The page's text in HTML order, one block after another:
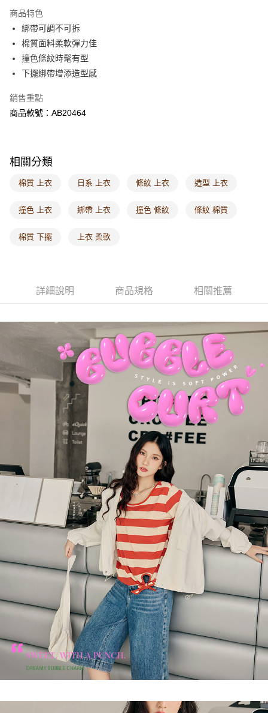
付款後萊爾富取貨
每筆NT$60，滿NT$1,000(含以上)免運費
7-11取貨付款
每筆NT$60，滿NT$1,000(含以上)免運費
付款後7-11取貨
每筆NT$60，滿NT$1,000(含以上)免運費
每筆NT$120，滿NT$1,000(含以上)免運費
付款後門市自取
海外配送-港/澳/新/馬/泰國專屬 查看運費
海外配送-其他亞洲地區
商品特色
綁帶可調不可拆
棉質面料柔軟彈力佳
撞色條紋時髦有型
下擺綁帶增添造型感
銷售重點
商品款號：AB20464
相關分類
棉質 上衣 日系 上衣 條紋 上衣 造型 上衣
撞色 上衣 綁帶 上衣 撞色 條紋 條紋 棉質
棉質 下擺 上衣 柔軟
詳細說明 商品規格 相關推薦